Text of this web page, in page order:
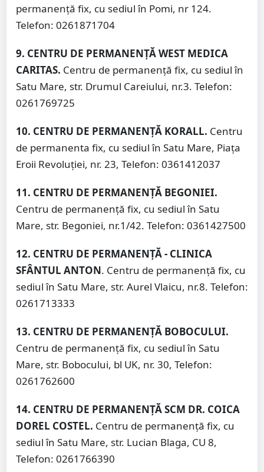
permanență fix, cu sediul în Pomi, nr 124.
Telefon: 0261871704
9. CENTRU DE PERMANENȚĂ WEST MEDICA
CARITAS. Centru de permanență fix, cu sediul în
Satu Mare, str. Drumul Careiului, nr.3. Telefon:
0261769725
10. CENTRU DE PERMANENȚĂ KORALL. Centru
de permanenta fix, cu sediul în Satu Mare, Piața
Eroii Revoluției, nr. 23, Telefon: 0361412037
11. CENTRU DE PERMANENȚĂ BEGONIEI.
Centru de permanență fix, cu sediul în Satu
Mare, str. Begoniei, nr.1/42. Telefon: 0361427500
12. CENTRU DE PERMANENȚĂ - CLINICA
SFÂNTUL ANTON. Centru de permanență fix, cu
sediul în Satu Mare, str. Aurel Vlaicu, nr.8. Telefon:
0261713333
13. CENTRU DE PERMANENȚĂ BOBOCULUI.
Centru de permanență fix, cu sediul în Satu
Mare, str. Bobocului, bl UK, nr. 30, Telefon:
0261762600
14. CENTRU DE PERMANENȚĂ SCM DR. COICA
DOREL COSTEL. Centru de permanență fix, cu
sediul în Satu Mare, str. Lucian Blaga, CU 8,
Telefon: 0261766390